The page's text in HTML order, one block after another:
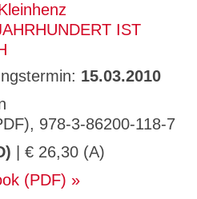
IST
15.03.2010
978-3-86200-118-7
| € 26,30 (A)
(PDF)